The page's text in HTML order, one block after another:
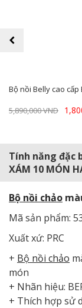
Bộ nồi Belly cao cấp
5,890,000 VND
prev
Tính năng đặc
XÁM 10 MÓN
Bộ nồi chảo
Mã sản phẩm:
Xuất xứ: PRC
+ Bộ nồi chảo
món
+ Nhãn hiệu:
+ Thích hợp sử